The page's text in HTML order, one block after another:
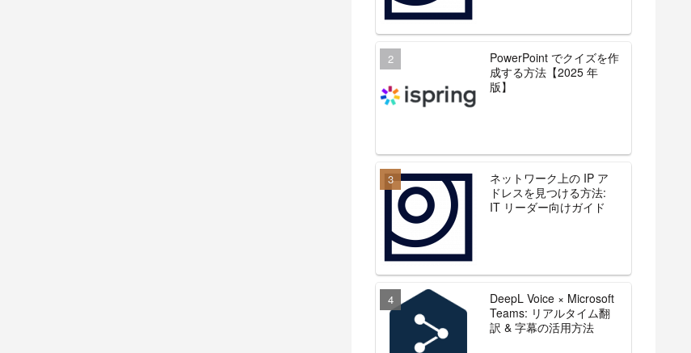
PowerPoint でクイズを作
成する方法【2025 年
版】
ネットワーク上の IP ア
ドレスを見つける方法:
IT リーダー向けガイド
DeepL Voice × Microsoft
Teams: リアルタイム翻
訳 & 字幕の活用方法